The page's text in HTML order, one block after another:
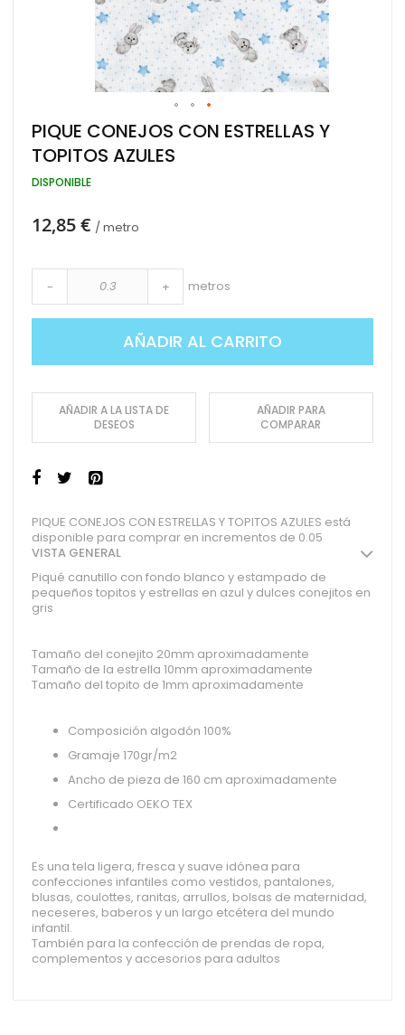
Saltar
al
comienzo
la
de
imágenes
PIQUE CONEJOS CON ESTRELLAS Y
TOPITOS AZULES
DISPONIBLE
12,85 € / metro
- + metros
AÑADIR AL CARRITO
AÑADIR A LA LISTA DE
DESEOS
AÑADIR PARA
COMPARAR
PIQUE CONEJOS CON ESTRELLAS Y TOPITOS AZULES está
disponible para comprar en incrementos de 0.05
VISTA GENERAL
Piqué canutillo con fondo blanco y estampado de
pequeños topitos y estrellas en azul y dulces conejitos en
gris
Tamaño del conejito 20mm aproximadamente
Tamaño de la estrella 10mm aproximadamente
Tamaño del topito de 1mm aproximadamente
Composición algodón 100%
Gramaje 170gr/m2
Ancho de pieza de 160 cm aproximadamente
Certificado OEKO TEX
Es una tela ligera, fresca y suave idónea para
confecciones infantiles como vestidos, pantalones,
blusas, coulottes, ranitas, arrullos, bolsas de maternidad,
neceseres, baberos y un largo etcétera del mundo
infantil.
También para la confección de prendas de ropa,
complementos y accesorios para adultos